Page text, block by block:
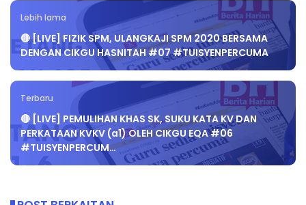
Lebih lama
🔴 [LIVE] FIZIK SPM, ULANGKAJI SPM 2020 BERSAMA
DENGAN CIKGU HASNITAH #07 #TUISYENPERCUMA
Terbaru
🔴 [LIVE] PEMULIHAN KHAS SK, SUKU KATA KV DAN
PERKATAAN KVKV (a1) OLEH CIKGU EQA #06
#TUISYENPERCUM…